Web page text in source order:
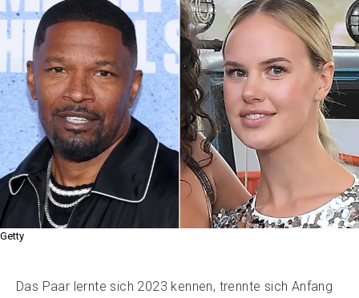
Getty
Das Paar lernte sich 2023 kennen, trennte sich Anfang